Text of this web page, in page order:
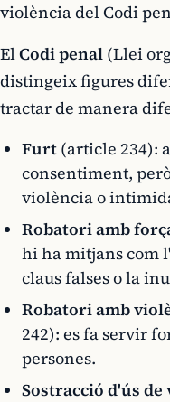
violència del Codi
ElCodi penal (Llei
distingeix figures
tractar de manera
Furt (article 234):
consentiment,
violència o
Robatori amb
hi ha mitjans com
claus falses o la
Robatori amb
242): es fa servir
persones.
Sostracció d'ús de